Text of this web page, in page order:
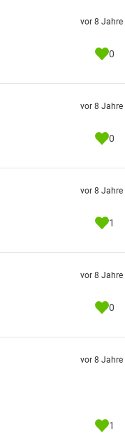
vor 8 Jahre
0
vor 8 Jahre
0
vor 8 Jahre
1
vor 8 Jahre
0
vor 8 Jahre
1